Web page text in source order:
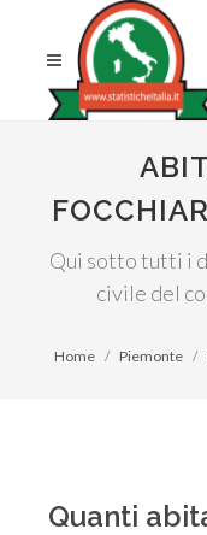
Qui sotto tutti i
civile del
Home Piemonte
Quanti